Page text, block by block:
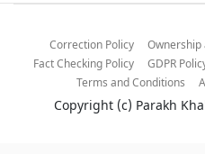
Correction Policy Ownership
Fact Checking Policy
GDPR
Terms and Conditions
Copyright (c) Parakh